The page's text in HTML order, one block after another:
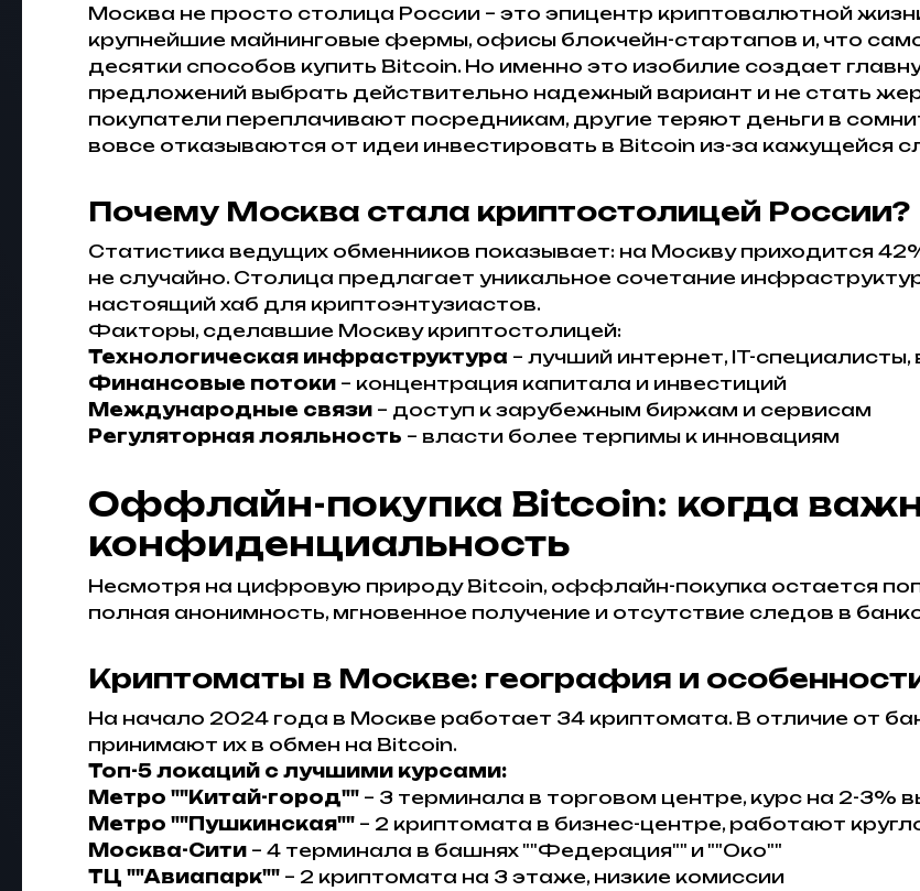
Москва не просто столица России – это эпицентр криптовалютной
крупнейшие майнинговые фермы, офисы блокчейн-стартапов и, что
десятки способов купить Bitcoin. Но именно это изобилие создает
предложений выбрать действительно надежный вариант и не стать
покупатели переплачивают посредникам, другие теряют деньги в
вовсе отказываются от идеи инвестировать в Bitcoin из-за кажущейся
Почему Москва стала криптостолицей России?
Статистика ведущих обменников показывает: на Москву приходится
не случайно. Столица предлагает уникальное сочетание
настоящий хаб для криптоэнтузиастов.
Факторы, сделавшие Москву криптостолицей:
Технологическая инфраструктура – лучший интернет, IT-
Финансовые потоки – концентрация капитала и инвестиций
Международные связи – доступ к зарубежным биржам и сервисам
Регуляторная лояльность – власти более терпимы к инновациям
Оффлайн-покупка Bitcoin: когда
конфиденциальность
Несмотря на цифровую природу Bitcoin, оффлайн-покупка остается
полная анонимность, мгновенное получение и отсутствие следов в
Криптоматы в Москве: география и
На начало 2024 года в Москве работает 34 криптомата. В отличие от
принимают их в обмен на Bitcoin.
Топ-5 локаций с лучшими курсами:
Метро ""Китай-город"" – 3 терминала в торговом центре, курс на 2-3%
Метро ""Пушкинская"" – 2 криптомата в бизнес-центре, работают
Москва-Сити – 4 терминала в башнях ""Федерация"" и ""Око""
ТЦ ""Авиапарк"" – 2 криптомата на 3 этаже, низкие комиссии